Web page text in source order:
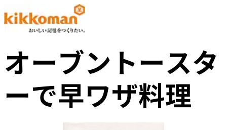
オーブントースタ
ーで早ワザ料理